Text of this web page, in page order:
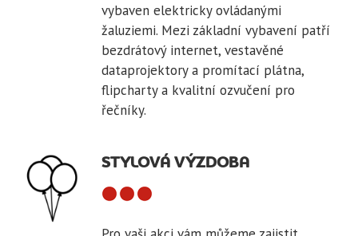
vybaven elektricky ovládanými
žaluziemi. Mezi základní vybavení patří
bezdrátový internet, vestavěné
dataprojektory a promítací plátna,
flipcharty a kvalitní ozvučení pro
řečníky.
STYLOVÁ VÝZDOBA